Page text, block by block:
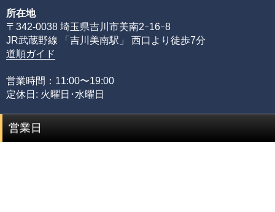
めには、それぞれの石の一番下から一番上までの全ての品
質を網羅する必要があるからです。
限られた品質の知識のみでは、正確な品質評価をすること
が出来ません。
る加工工場に足を運び、積み重ねてきた品質知識があるか
らこそ可能にできた、当店のみができる品質管理の基準で
す。
所在地
〒342-0038 埼玉県吉川市美南2ｰ16ｰ8
JR武蔵野線 「吉川美南駅」 西口より徒歩7分
道順ガイド
営業時間：11:00〜19:00
定休日: 火曜日･水曜日
営業日